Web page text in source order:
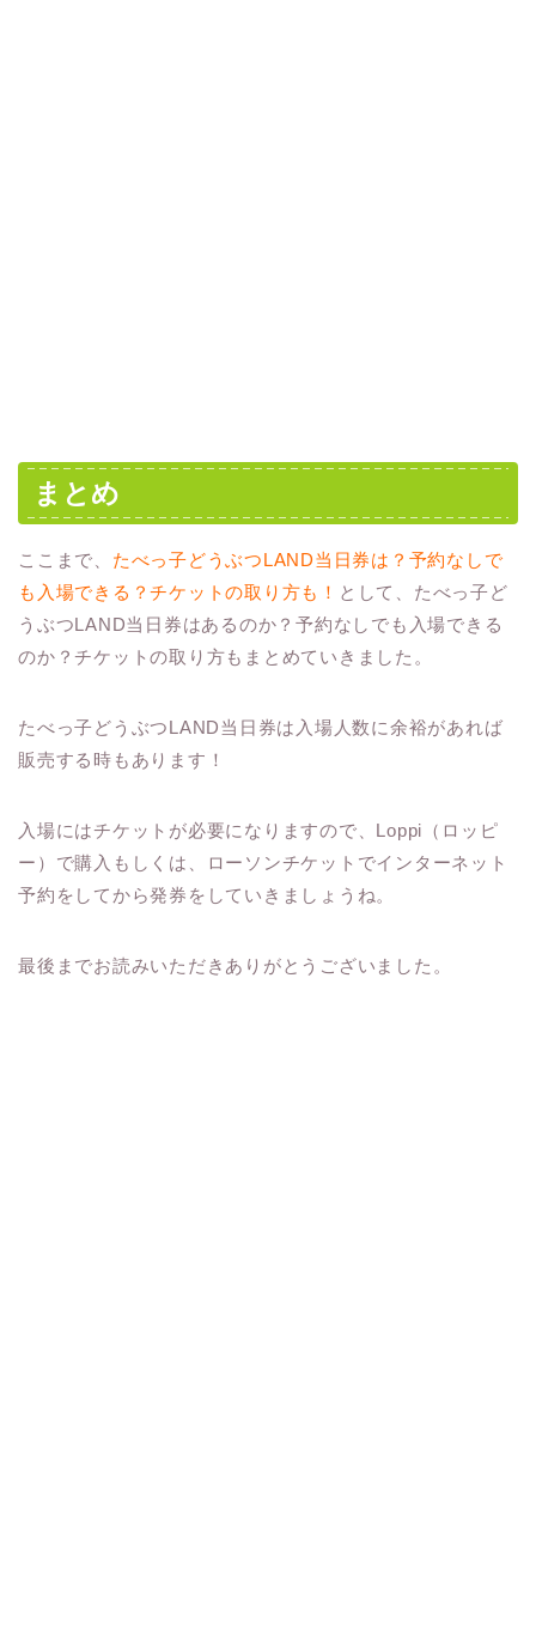
まとめ
ここまで、 たべっ子どうぶつLAND当日券は？予約なしで
も入場できる？チケットの取り方も！ として、たべっ子ど
うぶつLAND当日券はあるのか？予約なしでも入場できる
のか？チケットの取り方もまとめていきました。
たべっ子どうぶつLAND当日券は入場人数に余裕があれば
販売する時もあります！
入場にはチケットが必要になりますので、Loppi（ロッピ
ー）で購入もしくは、ローソンチケットでインターネット
予約をしてから発券をしていきましょうね。
最後までお読みいただきありがとうございました。